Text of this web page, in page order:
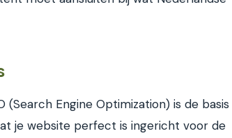
(Search Engine Optimization) is de basis
je website perfect is ingericht voor de